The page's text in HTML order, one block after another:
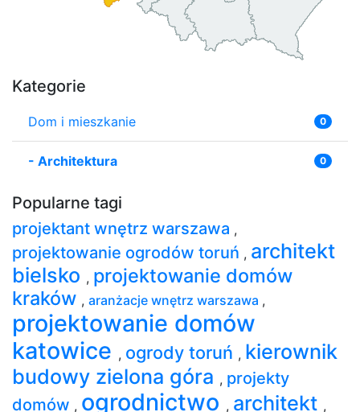
Kategorie
Dom i mieszkanie 0
- Architektura 0
Popularne tagi
projektant wnętrz warszawa ,
projektowanie ogrodów toruń , architekt
bielsko , projektowanie domów
kraków , aranżacje wnętrz warszawa ,
projektowanie domów
katowice , ogrody toruń , kierownik
budowy zielona góra , projekty
domów , ogrodnictwo , architekt ,